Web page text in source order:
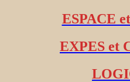
ESPACE
EXPES et